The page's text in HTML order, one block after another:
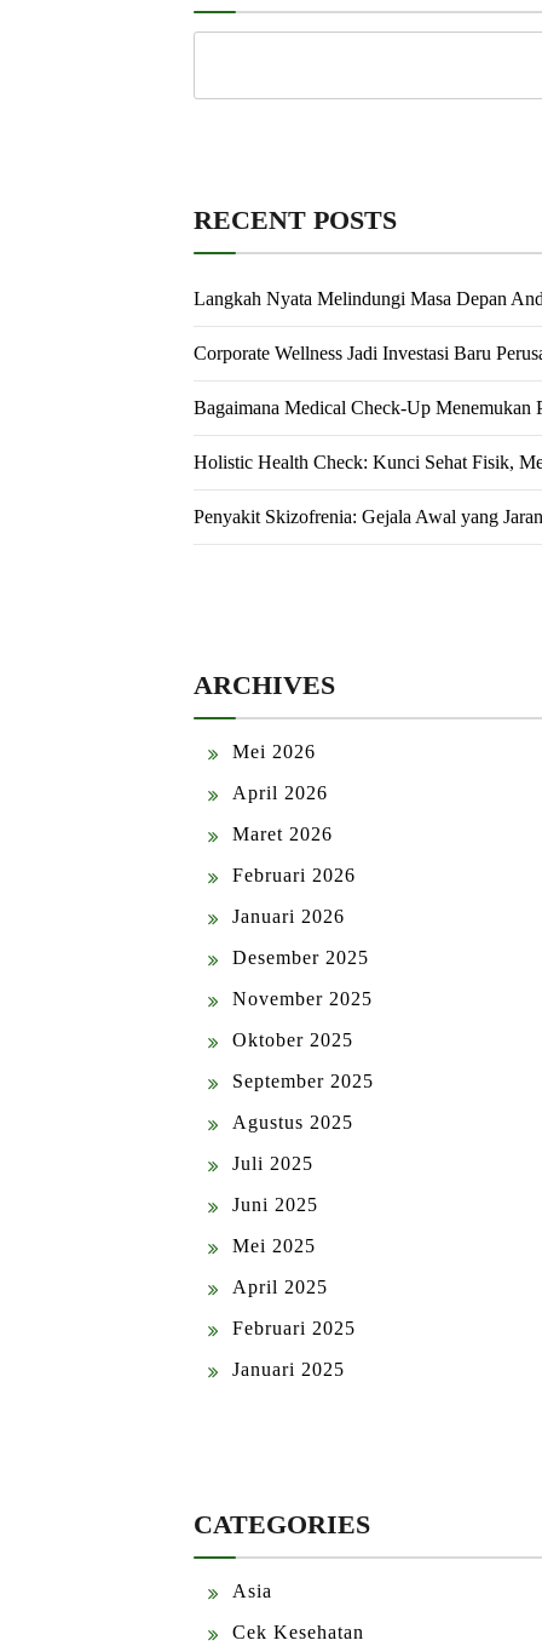
RECENT POSTS
Langkah Nyata Melindungi Masa Depan
Corporate Wellness Jadi Investasi Baru
Bagaimana Medical Check-Up Menemukan
Holistic Health Check: Kunci Sehat Fisik,
Penyakit Skizofrenia: Gejala Awal yang
ARCHIVES
Mei 2026
April 2026
Maret 2026
Februari 2026
Januari 2026
Desember 2025
November 2025
Oktober 2025
September 2025
Agustus 2025
Juli 2025
Juni 2025
Mei 2025
April 2025
Februari 2025
Januari 2025
CATEGORIES
Asia
Cek Kesehatan